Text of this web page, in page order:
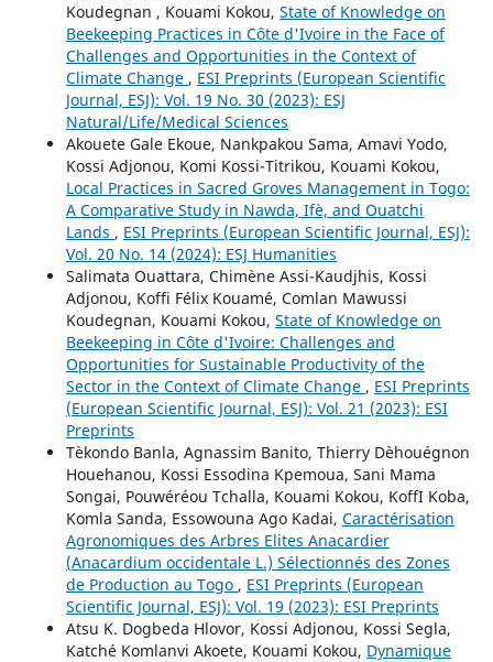
Koudegnan , Kouami Kokou, State of Knowledge on
Beekeeping Practices in Côte d'Ivoire in the Face of
Challenges and Opportunities in the Context of
Climate Change , ESI Preprints (European Scientific
Journal, ESJ): Vol. 19 No. 30 (2023): ESJ
Natural/Life/Medical Sciences
Akouete Gale Ekoue, Nankpakou Sama, Amavi Yodo,
Kossi Adjonou, Komi Kossi-Titrikou, Kouami Kokou,
Local Practices in Sacred Groves Management in Togo:
A Comparative Study in Nawda, Ifè, and Ouatchi
Lands , ESI Preprints (European Scientific Journal, ESJ):
Vol. 20 No. 14 (2024): ESJ Humanities
Salimata Ouattara, Chimène Assi-Kaudjhis, Kossi
Adjonou, Koffi Félix Kouamé, Comlan Mawussi
Koudegnan, Kouami Kokou, State of Knowledge on
Beekeeping in Côte d'Ivoire: Challenges and
Opportunities for Sustainable Productivity of the
Sector in the Context of Climate Change , ESI Preprints
(European Scientific Journal, ESJ): Vol. 21 (2023): ESI
Preprints
Tèkondo Banla, Agnassim Banito, Thierry Dèhouégnon
Houehanou, Kossi Essodina Kpemoua, Sani Mama
Songai, Pouwéréou Tchalla, Kouami Kokou, KoffI Koba,
Komla Sanda, Essowouna Ago Kadai, Caractérisation
Аgronomiques des Аrbres Еlites Аnacardier
(Anacardium occidentale L.) Sélectionnés des Zones
de Production au Togo , ESI Preprints (European
Scientific Journal, ESJ): Vol. 19 (2023): ESI Preprints
Atsu K. Dogbeda Hlovor, Kossi Adjonou, Kossi Segla,
Katché Komlanvi Akoete, Kouami Kokou, Dynamique